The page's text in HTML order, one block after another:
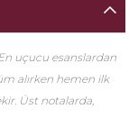
uçucu esanslardan
alırken hemen ilk
Üst notalarda,